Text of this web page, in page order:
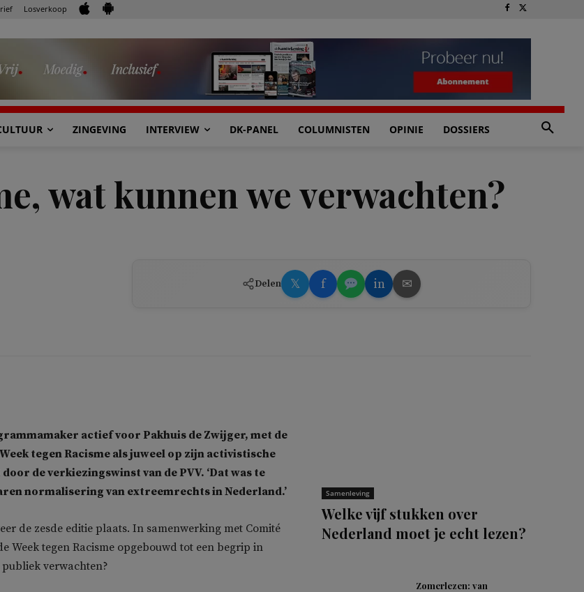
Losverkoop
ZINGEVING INTERVIEW DK-PANEL COLUMNISTEN OPINIE DOSSIERS
wat kunnen we verwachten?
Delen 𝕏 f in ✉
actief voor Pakhuis de Zwijger, met de
tegen Racisme als juweel op zijn activistische
de verkiezingswinst van de PVV. ‘Dat was te
normalisering van extreemrechts in Nederland.’
de zesde editie plaats. In samenwerking met Comité
Week tegen Racisme opgebouwd tot een begrip in
verwachten?
Samenleving
Welke vijf stukken over
Nederland moet je echt lezen?
Zomerlezen: van